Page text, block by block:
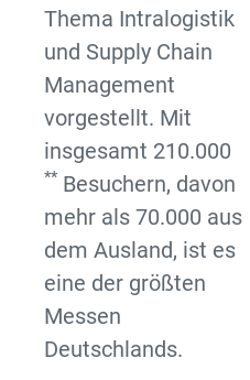
Thema Intralogistik
und Supply Chain
Management
vorgestellt. Mit
insgesamt 210.000
** Besuchern, davon
mehr als 70.000 aus
dem Ausland, ist es
eine der größten
Messen
Deutschlands.